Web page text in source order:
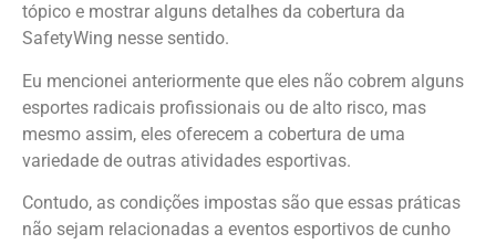
tópico e mostrar alguns detalhes da cobertura da
SafetyWing nesse sentido.
Eu mencionei anteriormente que eles não cobrem alguns
esportes radicais profissionais ou de alto risco, mas
mesmo assim, eles oferecem a cobertura de uma
variedade de outras atividades esportivas.
Contudo, as condições impostas são que essas práticas
não sejam relacionadas a eventos esportivos de cunho